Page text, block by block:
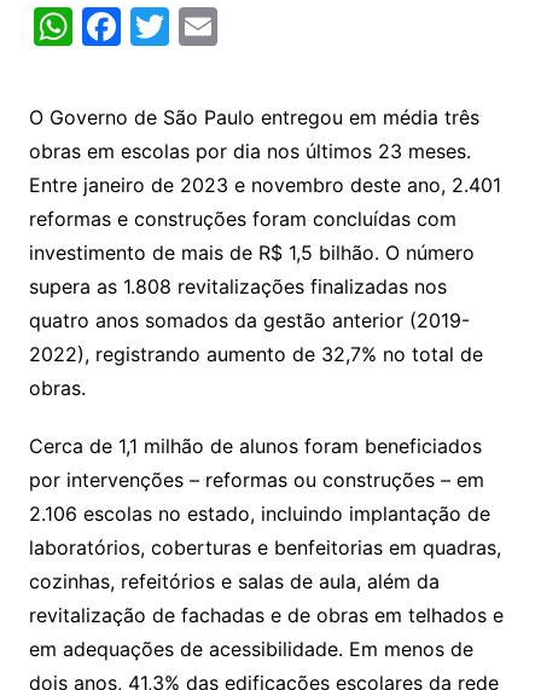
W
at
s
A
p
p
F
c
e
b
o
o
k
T
itt
er
E
ai
l
O Governo de São Paulo entregou em média três
obras em escolas por dia nos últimos 23 meses.
Entre janeiro de 2023 e novembro deste ano, 2.401
reformas e construções foram concluídas com
investimento de mais de R$ 1,5 bilhão. O número
supera as 1.808 revitalizações finalizadas nos
quatro anos somados da gestão anterior (2019-
2022), registrando aumento de 32,7% no total de
obras.
Cerca de 1,1 milhão de alunos foram beneficiados
por intervenções – reformas ou construções – em
2.106 escolas no estado, incluindo implantação de
laboratórios, coberturas e benfeitorias em quadras,
cozinhas, refeitórios e salas de aula, além da
revitalização de fachadas e de obras em telhados e
em adequações de acessibilidade. Em menos de
dois anos, 41,3% das edificações escolares da rede